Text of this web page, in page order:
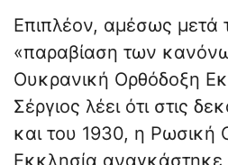
Επιπλέον, αμέσως μετά
«παραβίαση των
Ουκρανική Ορθόδοξη
Σέργιος λέει ότι στις
και του 1930, η Ρωσική